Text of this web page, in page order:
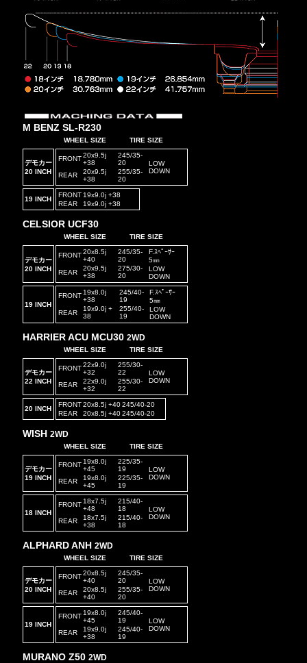
M BENZ SL-R230
WHEEL SIZE TIRE SIZE
デモカー
20 INCH
FRONT 20x9.5j
+38
245/35-
20
LOW
DOWN
REAR
20x9.5j
+38
255/35-
20
19 INCH
FRONT 19x9.0j +38
REAR
19x9.0j +38
CELSIOR UCF30
WHEEL SIZE TIRE SIZE
デモカー
20 INCH
FRONT 20x8.5j
+40
245/35-
20
F.ｽﾍﾟｰｻｰ
5㎜
LOW
DOWN
REAR
20x9.5j
+38
275/30-
20
19 INCH
FRONT 19x8.0j
+38
245/40-
19
F.ｽﾍﾟｰｻｰ
5㎜
LOW
DOWN
REAR
19x9.0j +
38
255/40-
19
HARRIER ACU MCU30 2WD
WHEEL SIZE TIRE SIZE
デモカー
22 INCH
FRONT 22x9.0j
+32
255/30-
22
LOW
DOWN
REAR
22x9.0j
+32
255/30-
22
20 INCH
FRONT 20x8.5j +40 245/40-20
REAR
20x8.5j +40 245/40-20
WISH 2WD
WHEEL SIZE TIRE SIZE
デモカー
19 INCH
FRONT 19x8.0j
+45
225/35-
19
LOW
DOWN
REAR
19x8.0j
+45
225/35-
19
18 INCH
FRONT 18x7.5j
+48
215/40-
18
LOW
DOWN
REAR
18x7.5j
+38
215/40-
18
ALPHARD ANH 2WD
WHEEL SIZE TIRE SIZE
デモカー
20 INCH
FRONT 20x8.5j
+40
245/35-
20
LOW
DOWN
REAR
20x8.5j
+40
255/35-
20
19 INCH
FRONT 19x8.0j
+45
245/40-
19
LOW
DOWN
REAR
19x9.0j
+38
245/40-
19
MURANO Z50 2WD